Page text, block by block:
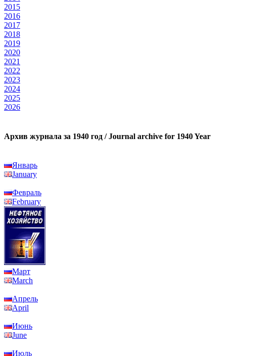
2015
2016
2017
2018
2019
2020
2021
2022
2023
2024
2025
2026
Архив журнала за 1940 год / Journal archive for 1940 Year
Январь
January
Февраль
February
Март
March
Апрель
April
Июнь
June
Июль